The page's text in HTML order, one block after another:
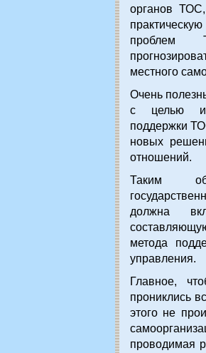
органов
проблем
местного
Очень
с целью
поддержки
новых
отношений.
Таким
должна
метода
управления.
Главное,
прониклись
этого не
проводимая